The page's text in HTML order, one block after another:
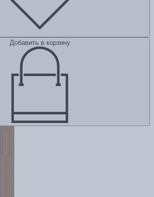
Добавить в корзину